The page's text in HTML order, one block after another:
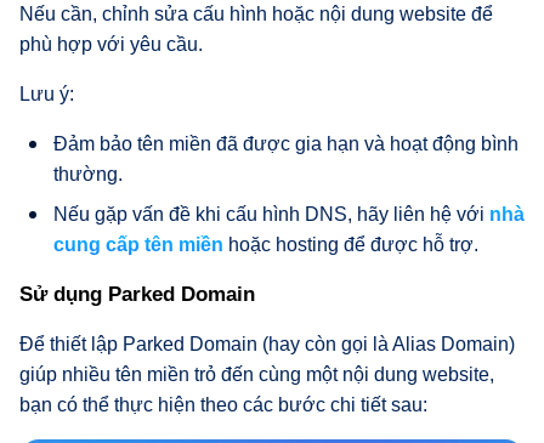
Nếu cần, chỉnh sửa cấu hình hoặc nội dung website để
phù hợp với yêu cầu.
Lưu ý:
Đảm bảo tên miền đã được gia hạn và hoạt động bình
thường.
Nếu gặp vấn đề khi cấu hình DNS, hãy liên hệ với nhà
cung cấp tên miền hoặc hosting để được hỗ trợ.
Sử dụng Parked Domain
Để thiết lập Parked Domain (hay còn gọi là Alias Domain)
giúp nhiều tên miền trỏ đến cùng một nội dung website,
bạn có thể thực hiện theo các bước chi tiết sau: